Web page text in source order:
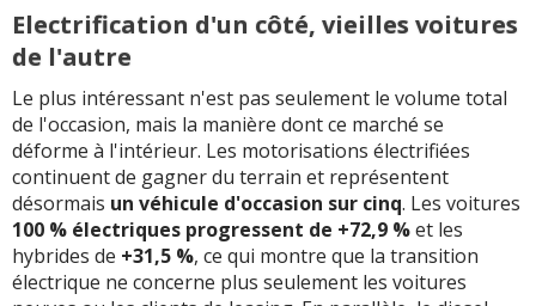
Electrification d'un côté, vieilles voitures
de l'autre
Le plus intéressant n'est pas seulement le volume total
de l'occasion, mais la manière dont ce marché se
déforme à l'intérieur. Les motorisations électrifiées
continuent de gagner du terrain et représentent
désormais un véhicule d'occasion sur cinq. Les voitures
100 % électriques progressent de +72,9 %et les
hybrides de +31,5 %, ce qui montre que la transition
électrique ne concerne plus seulement les voitures